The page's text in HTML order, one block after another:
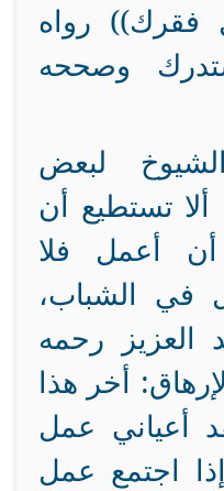
فقرك)) رواه
وصححه
لبعض
تستطيع أن
أن أعمل فلا
في الشباب،
العزيز رحمه
أخر هذا
أعياني عمل
اجتمع عمل